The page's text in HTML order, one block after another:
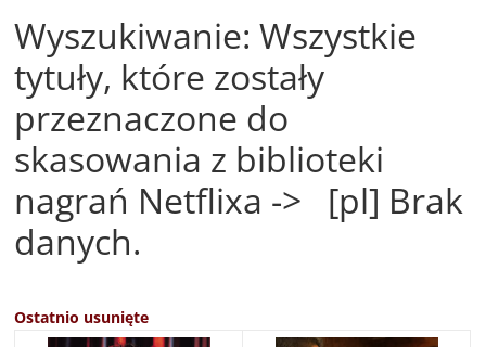
Wyszukiwanie: Wszystkie
tytuły, które zostały
przeznaczone do
skasowania z biblioteki
nagrań Netflixa -> [pl] Brak
danych.
Ostatnio usunięte